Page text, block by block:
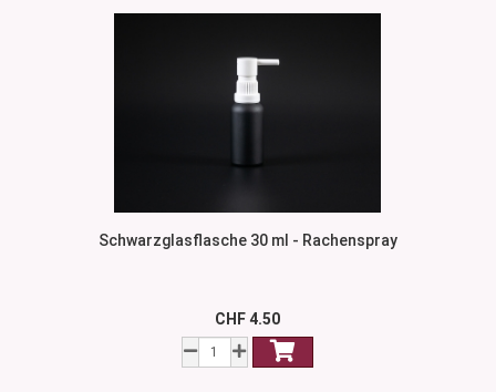
Schwarzglasflasche 30 ml - Rachenspray
CHF 4.50